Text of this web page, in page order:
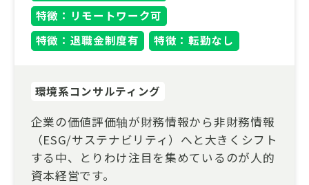
特徴：リモートワーク可
特徴：退職金制度有
特徴：転勤なし
環境系コンサルティング
企業の価値評価轴が財務情報から非財務情報
（ESG/サステナビリティ）へと大きくシフト
する中、とりわけ注目を集めているのが人的
資本経営です。